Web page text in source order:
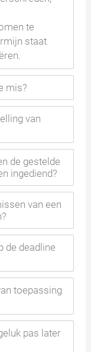
te
staat
mis?
van
de gestelde
ingediend?
van een
de deadline
toepassing
pas later